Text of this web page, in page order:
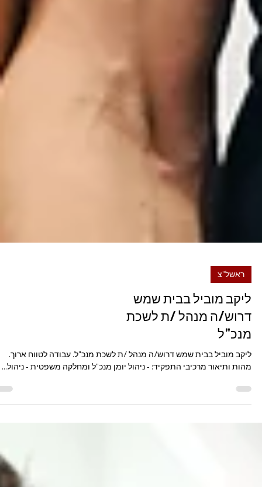
ראשל"צ
ליקב מוביל בבית שמש
דרוש/ה מנהל /ת לשכת
מנכ"ל
מהות ותיאור מרכיבי התפקיד: - ניהול יומן מנכ"ל ומחלקה משפטית - ניהול...